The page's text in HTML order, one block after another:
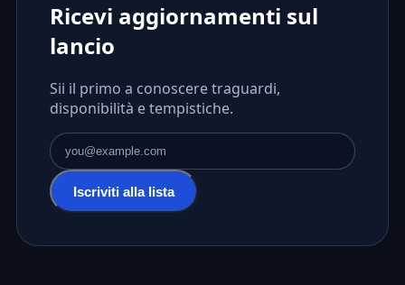
Ricevi aggiornamenti sul
lancio
Sii il primo a conoscere traguardi,
disponibilità e tempistiche.
Indirizzo email
Iscriviti alla lista